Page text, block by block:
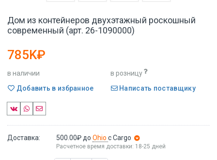
Дом из контейнеров двухэтажный роскошный
современный (арт. 26-1090000)
785K₽
в наличии
в розницу
Добавить в избранное
Написать поставщику
Доставка: 500.00₽ до Ohio с Cargo
Расчетное время доставки: 18-25 дней